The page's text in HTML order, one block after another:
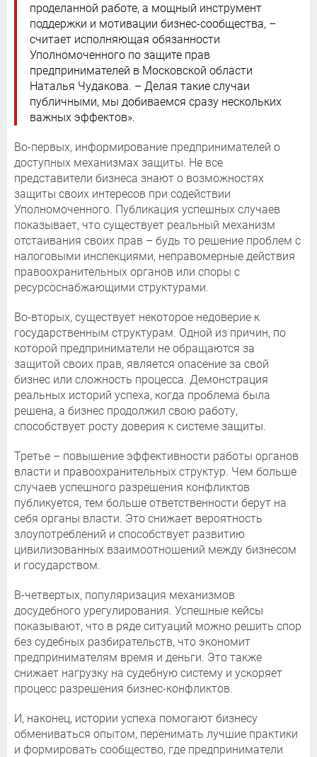
проделанной работе, а мощный инструмент
поддержки и мотивации бизнес-сообщества, –
считает исполняющая обязанности
Уполномоченного по защите прав
предпринимателей в Московской области
Наталья Чудакова. – Делая такие случаи
публичными, мы добиваемся сразу нескольких
важных эффектов».
Во-первых, информирование предпринимателей о
доступных механизмах защиты. Не все
представители бизнеса знают о возможностях
защиты своих интересов при содействии
Уполномоченного. Публикация успешных случаев
показывает, что существует реальный механизм
отстаивания своих прав – будь то решение проблем с
налоговыми инспекциями, неправомерные действия
правоохранительных органов или споры с
ресурсоснабжающими структурами.
Во-вторых, существует некоторое недоверие к
государственным структурам. Одной из причин, по
которой предприниматели не обращаются за
защитой своих прав, является опасение за свой
бизнес или сложность процесса. Демонстрация
реальных историй успеха, когда проблема была
решена, а бизнес продолжил свою работу,
способствует росту доверия к системе защиты.
Третье – повышение эффективности работы органов
власти и правоохранительных структур. Чем больше
случаев успешного разрешения конфликтов
публикуется, тем больше ответственности берут на
себя органы власти. Это снижает вероятность
злоупотреблений и способствует развитию
цивилизованных взаимоотношений между бизнесом
и государством.
В-четвертых, популяризация механизмов
досудебного урегулирования. Успешные кейсы
показывают, что в ряде ситуаций можно решить спор
без судебных разбирательств, что экономит
предпринимателям время и деньги. Это также
снижает нагрузку на судебную систему и ускоряет
процесс разрешения бизнес-конфликтов.
И, наконец, истории успеха помогают бизнесу
обмениваться опытом, перенимать лучшие практики
и формировать сообщество, где предприниматели